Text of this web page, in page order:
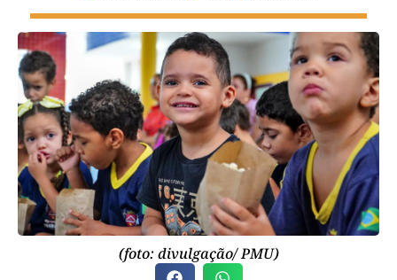
(foto: divulgação/ PMU)